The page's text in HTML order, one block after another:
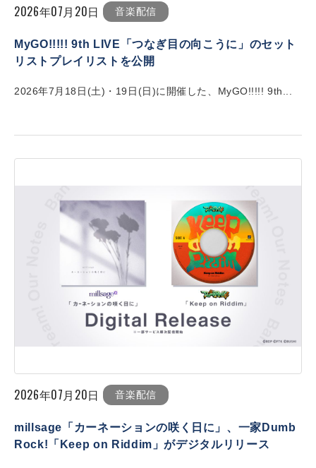
2026年07月20日 音楽配信
MyGO!!!!! 9th LIVE「つなぎ目の向こうに」のセット
リストプレイリストを公開
2026年7月18日(土)・19日(日)に開催した、MyGO!!!!! 9th...
2026年07月20日 音楽配信
millsage「カーネーションの咲く日に」、一家Dumb
Rock!「Keep on Riddim」がデジタルリリース